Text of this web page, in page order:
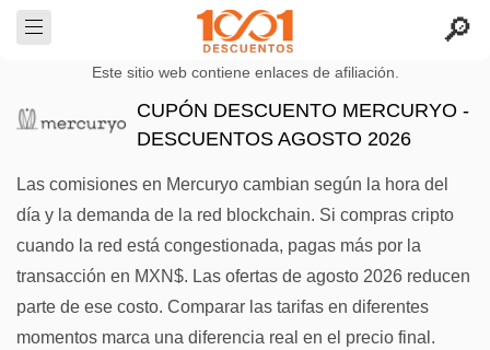
Este sitio web contiene enlaces de afiliación.
CUPÓN DESCUENTO MERCURYO -
DESCUENTOS AGOSTO 2026
Las comisiones en Mercuryo cambian según la hora del
día y la demanda de la red blockchain. Si compras cripto
cuando la red está congestionada, pagas más por la
transacción en MXN$. Las ofertas de agosto 2026 reducen
parte de ese costo. Comparar las tarifas en diferentes
momentos marca una diferencia real en el precio final.